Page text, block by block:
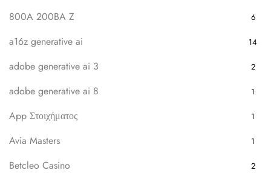
800A 200BA Z 6
a16z generative ai 14
adobe generative ai 3 2
adobe generative ai 8 1
App Στοιχήματος 1
Avia Masters 1
Betcleo Casino 2